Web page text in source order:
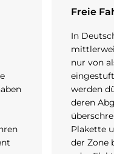
Freie
In
nur von
werden
deren
Plakette
der Zone